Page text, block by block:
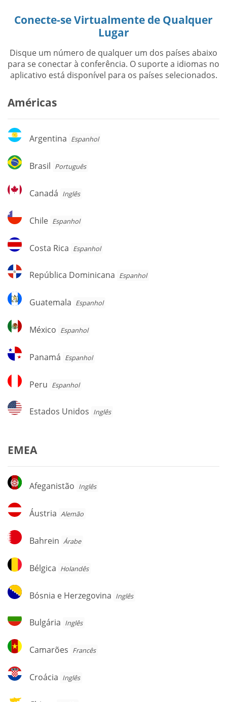
Conecte-se Virtualmente de Qualquer
Lugar
Disque um número de qualquer um dos países abaixo
para se conectar à conferência. O suporte a idiomas no
aplicativo está disponível para os países selecionados.
Américas
Argentina
Argentina Espanhol
Brasil
Brasil Português
Canadá
Canadá Inglês
Chile
Chile Espanhol
Costa
Rica
Costa Rica Espanhol
República
Dominicana
República Dominicana Espanhol
Guatemala
Guatemala Espanhol
México
México Espanhol
Panamá
Panamá Espanhol
Peru
Peru Espanhol
Estados
Unidos
Estados Unidos Inglês
EMEA
Afeganistão
Afeganistão Inglês
Áustria
Áustria Alemão
Bahrein
Bahrein Árabe
Bélgica
Bélgica Holandês
Bósnia
e
Bósnia e Herzegovina Inglês
Bulgária
Bulgária Inglês
Camarões
Camarões Francês
Croácia
Croácia Inglês
Chipre